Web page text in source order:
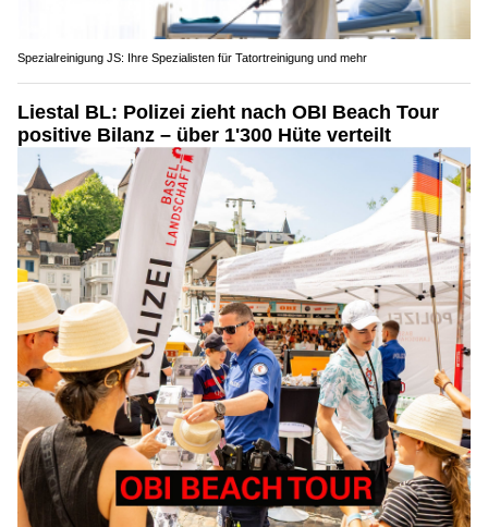
Spezialreinigung JS: Ihre Spezialisten für Tatortreinigung und mehr
Liestal BL: Polizei zieht nach OBI Beach Tour
positive Bilanz – über 1'300 Hüte verteilt